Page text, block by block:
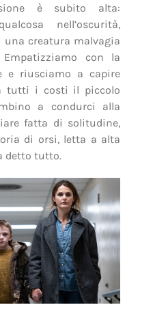
è subito alta:
nell’oscurità,
creatura malvagia
con la
e riusciamo a capire
tutti i costi il piccolo
a condurci alla
fatta di solitudine,
di orsi, letta a alta
detto tutto.